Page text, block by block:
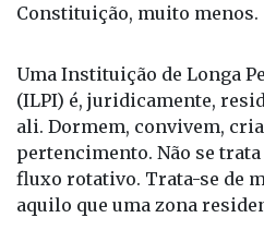
Constituição, muito menos.
Uma Instituição de Longa
(ILPI) é, juridicamente,
ali. Dormem, convivem,
pertencimento. Não se
fluxo rotativo. Trata-se de
aquilo que uma zona